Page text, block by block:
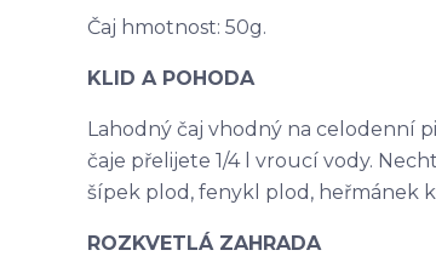
Čaj hmotnost: 50g.
KLID A POHODA
Lahodný čaj vhodný na celodenní
čaje přelijete 1/4 l vroucí vody.
šípek plod, fenykl plod, heřmánek
ROZKVETLÁ ZAHRADA